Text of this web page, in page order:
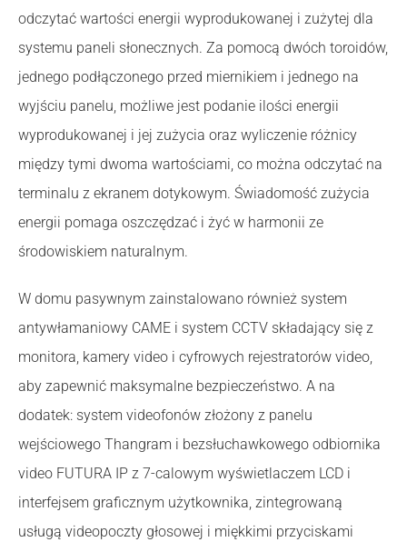
odczytać wartości energii wyprodukowanej i zużytej dla
systemu paneli słonecznych. Za pomocą dwóch toroidów,
jednego podłączonego przed miernikiem i jednego na
wyjściu panelu, możliwe jest podanie ilości energii
wyprodukowanej i jej zużycia oraz wyliczenie różnicy
między tymi dwoma wartościami, co można odczytać na
terminalu z ekranem dotykowym. Świadomość zużycia
energii pomaga oszczędzać i żyć w harmonii ze
środowiskiem naturalnym.
W domu pasywnym zainstalowano również system
antywłamaniowy CAME i system CCTV składający się z
monitora, kamery video i cyfrowych rejestratorów video,
aby zapewnić maksymalne bezpieczeństwo. A na
dodatek: system videofonów złożony z panelu
wejściowego Thangram i bezsłuchawkowego odbiornika
video FUTURA IP z 7-calowym wyświetlaczem LCD i
interfejsem graficznym użytkownika, zintegrowaną
usługą videopoczty głosowej i miękkimi przyciskami